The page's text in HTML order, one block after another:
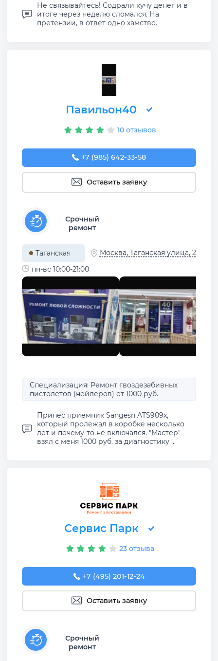
Не связывайтесь! Содрали кучу денег и в
итоге через неделю сломался. На
претензии, в ответ одно хамство.
Павильон40
10 отзывов
+7 (985) 642-33-58
Оставить заявку
Срочный
ремонт
Таганская
Москва, Таганская улица, 2
пн-вс 10:00-21:00
Специализация: Ремонт гвоздезабивных
пистолетов (нейлеров) от 1000 руб.
Принес приемник Sangesn ATS909x,
который пролежал в коробке несколько
лет и почему-то не включался. "Мастер"
взял с меня 1000 руб. за диагностику ...
Сервис Парк
23 отзыва
+7 (495) 201-12-24
Оставить заявку
Срочный
ремонт